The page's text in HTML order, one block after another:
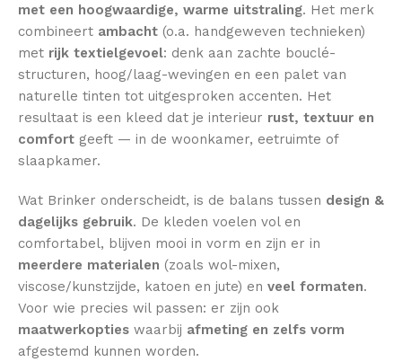
met een hoogwaardige, warme uitstraling. Het merk
combineert ambacht (o.a. handgeweven technieken)
met rijk textielgevoel: denk aan zachte bouclé-
structuren, hoog/laag-wevingen en een palet van
naturelle tinten tot uitgesproken accenten. Het
resultaat is een kleed dat je interieur rust, textuur en
comfort geeft — in de woonkamer, eetruimte of
slaapkamer.
Wat Brinker onderscheidt, is de balans tussen design &
dagelijks gebruik. De kleden voelen vol en
comfortabel, blijven mooi in vorm en zijn er in
meerdere materialen (zoals wol-mixen,
viscose/kunstzijde, katoen en jute) en veel formaten.
Voor wie precies wil passen: er zijn ook
maatwerkopties waarbij afmeting en zelfs vorm
afgestemd kunnen worden.